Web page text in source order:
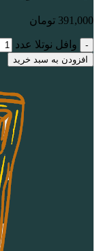
391,000 تومان
وافل نوتلا عدد
افزودن به سبد خرید